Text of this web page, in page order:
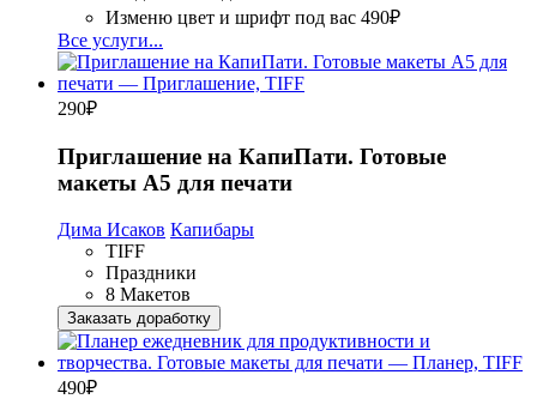
Изменю цвет и шрифт под вас 490₽
Все услуги...
290₽
Приглашение на КапиПати. Готовые
макеты А5 для печати
Дима Исаков Капибары
TIFF
Праздники
8 Макетов
Заказать доработку
490₽